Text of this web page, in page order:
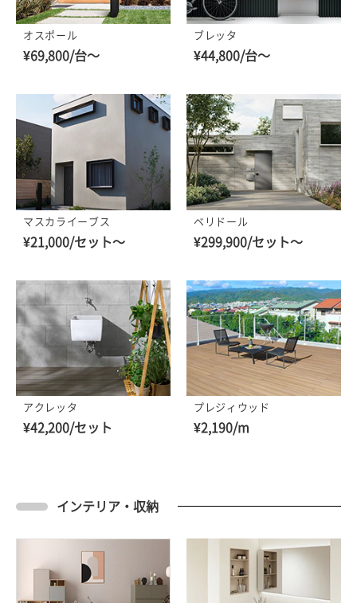
オスポール
¥69,800/台～
ブレッタ
¥44,800/台～
マスカライーブス
¥21,000/セット～
ベリドール
¥299,900/セット～
アクレッタ
¥42,200/セット
プレジィウッド
¥2,190/m
インテリア・収納